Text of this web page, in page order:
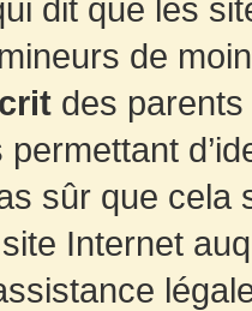
dit que les
de
des parents
sûr que
Internet